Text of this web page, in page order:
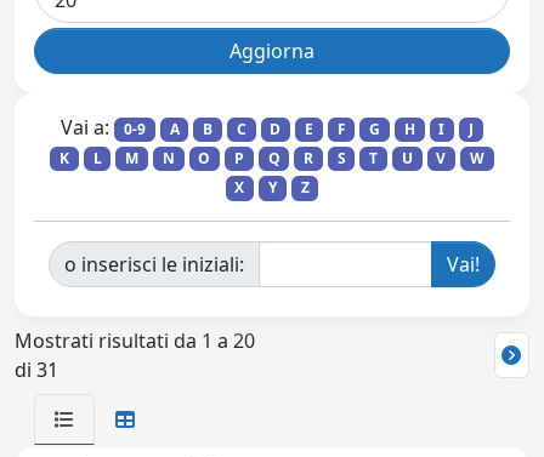
Vai a: 0-9 A B C D E F G H I
J
K
L M N O P Q R S T U V
W
X
Y Z
o inserisci le iniziali:
Mostrati risultati da 1 a 20
di 31